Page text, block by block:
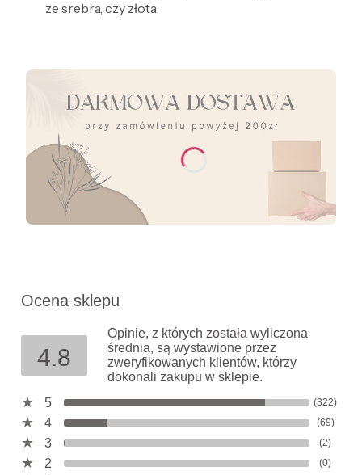
ze srebra, czy złota
Ocena sklepu
4.8
Opinie, z których została wyliczona
średnia, są wystawione przez
zweryfikowanych klientów, którzy
dokonali zakupu w sklepie.
5
(322)
4 (69)
3 (2)
2 (0)